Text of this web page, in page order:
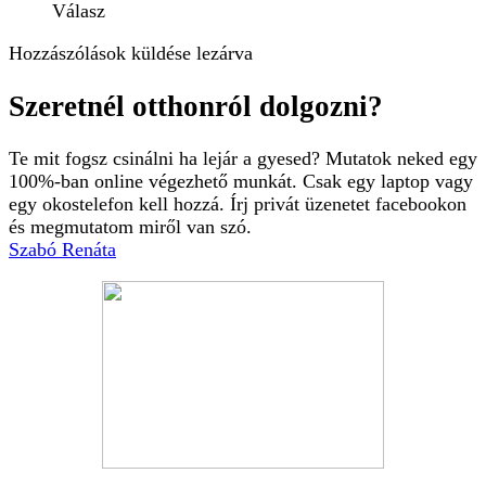
Válasz
Hozzászólások küldése lezárva
Szeretnél otthonról dolgozni?
Te mit fogsz csinálni ha lejár a gyesed? Mutatok neked egy
100%-ban online végezhető munkát. Csak egy laptop vagy
egy okostelefon kell hozzá. Írj privát üzenetet facebookon
és megmutatom miről van szó.
Szabó Renáta